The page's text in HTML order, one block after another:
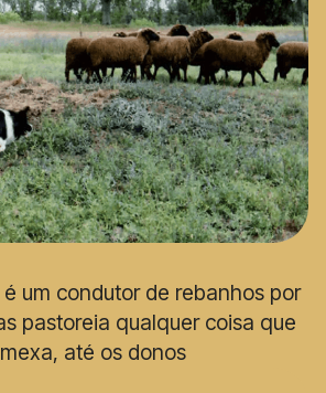
é um condutor de rebanhos por
pastoreia qualquer coisa que
até os donos